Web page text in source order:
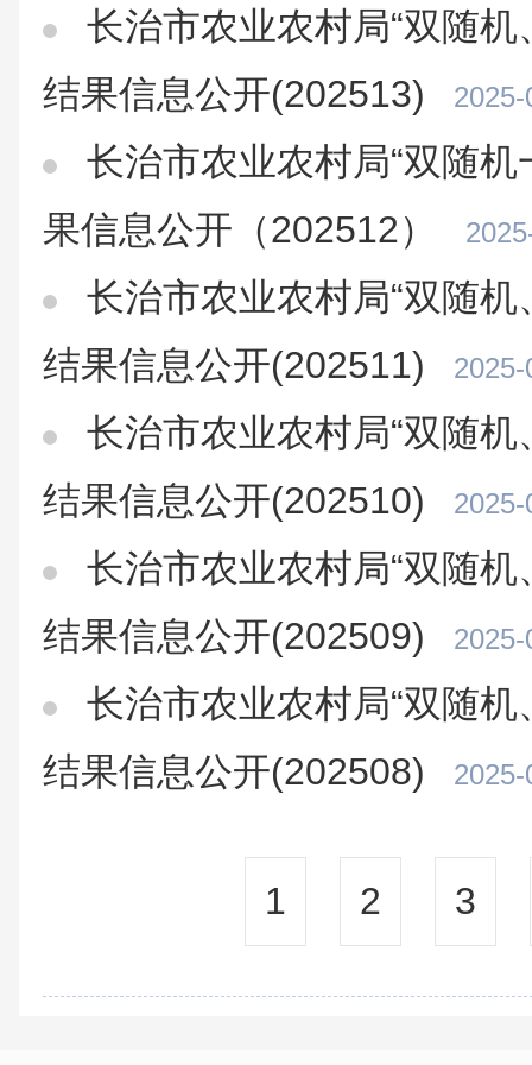
长治市农业农村局“双随机
结果信息公开(202513)
长治市农业农村局“双随机
果信息公开（202512）
长治市农业农村局“双随机
结果信息公开(202511)
长治市农业农村局“双随机
结果信息公开(202510)
长治市农业农村局“双随机
结果信息公开(202509)
长治市农业农村局“双随机
结果信息公开(202508)
1 2 3